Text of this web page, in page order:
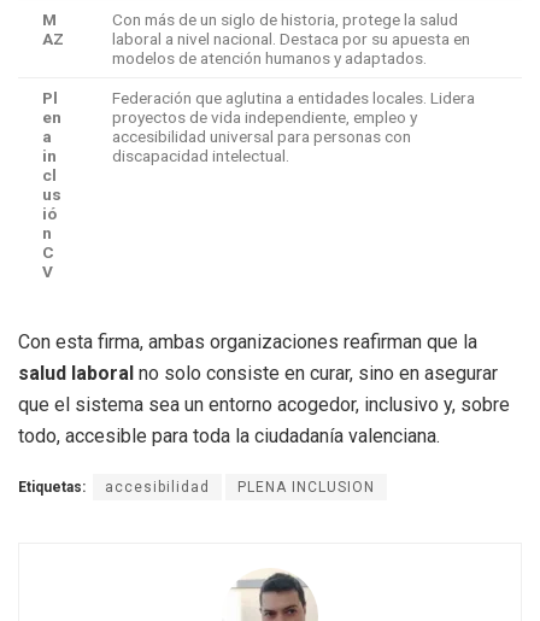
M
AZ
Con más de un siglo de historia, protege la salud
laboral a nivel nacional. Destaca por su apuesta en
modelos de atención humanos y adaptados.
Pl
en
a
in
cl
us
ió
n
C
V
Federación que aglutina a entidades locales. Lidera
proyectos de vida independiente, empleo y
accesibilidad universal para personas con
discapacidad intelectual.
Con esta firma, ambas organizaciones reafirman que la
salud laboral no solo consiste en curar, sino en asegurar
que el sistema sea un entorno acogedor, inclusivo y, sobre
todo, accesible para toda la ciudadanía valenciana.
Etiquetas: accesibilidad PLENA INCLUSION